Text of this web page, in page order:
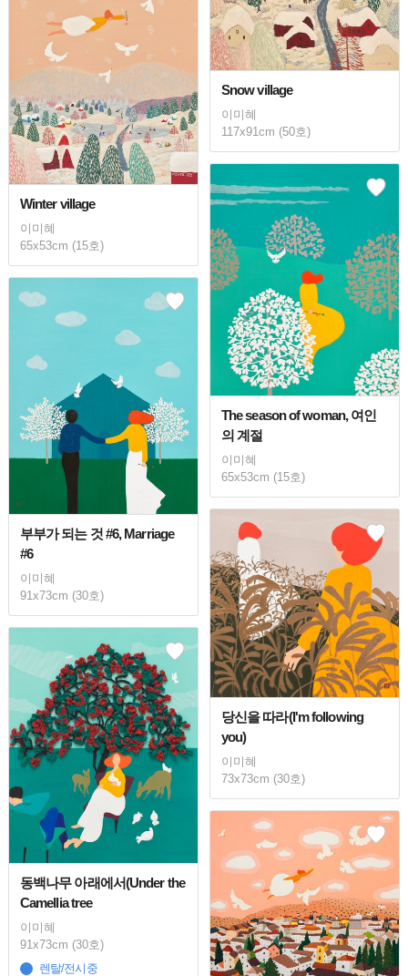
Snow village
이미혜
117x91cm (50호)
Winter village
이미혜
65x53cm (15호)
The season of woman, 여인
의 계절
이미혜
65x53cm (15호)
부부가 되는 것 #6, Marriage
#6
이미혜
91x73cm (30호)
당신을 따라(I'm following
you)
이미혜
73x73cm (30호)
동백나무 아래에서(Under the
Camellia tree
이미혜
91x73cm (30호)
렌탈/전시중